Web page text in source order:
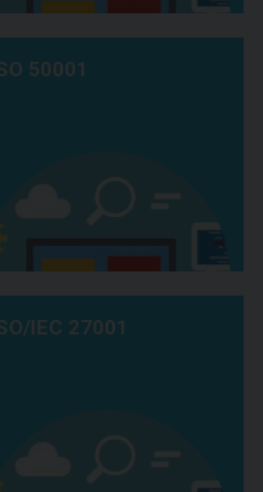
50001
IEC 27001